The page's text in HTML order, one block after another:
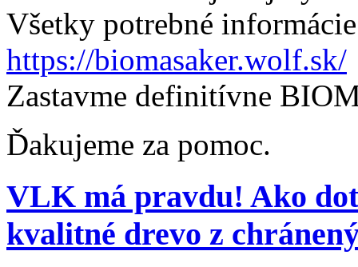
Všetky potrebné
https://biomasaker.wolf.sk/
Zastavme definitívne
Ďakujeme za pomoc.
VLK má pravdu! Ako
kvalitné drevo z